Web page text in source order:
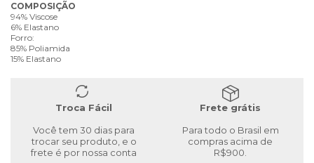
COMPOSIÇÃO
94% Viscose
6% Elastano
Forro:
85% Poliamida
15% Elastano
Troca Fácil
Você tem 30 dias para
trocar seu produto, e o
frete é por nossa conta
Frete grátis
Para todo o Brasil em
compras acima de
R$900.